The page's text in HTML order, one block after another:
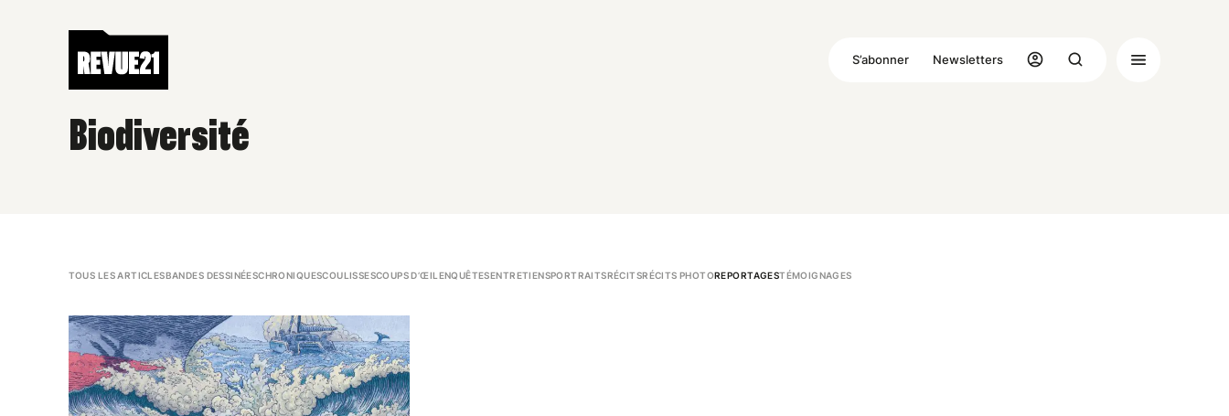
S’abonner Newsletters
Biodiversité
TOUS LES ARTICLESBANDES DESSINÉESCHRONIQUESCOULISSESCOUPS D’ŒIL ENQUÊTESENTRETIENSPORTRAITSRÉCITSRÉCITS PHOTOREPORTAGESTÉMOIGNAGES